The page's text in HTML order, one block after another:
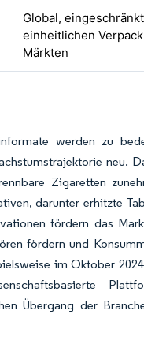
Global,
einheitlichen
Märkten
werden zu
neu.
Zigaretten
darunter erhitzte
fördern das
fördern und
im Oktober
Übergang der